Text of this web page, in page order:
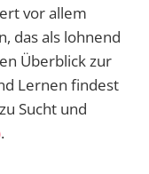
vor allem
das als lohnend
Überblick zur
Lernen findest
Sucht und
.